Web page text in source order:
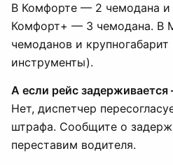
В Комфорте — 2 чемодана и
Комфорт+ — 3 чемодана. В
чемоданов и
инструменты).
А если рейс задерживается
Нет, диспетчер
штрафа. Сообщите о
переставим водителя.